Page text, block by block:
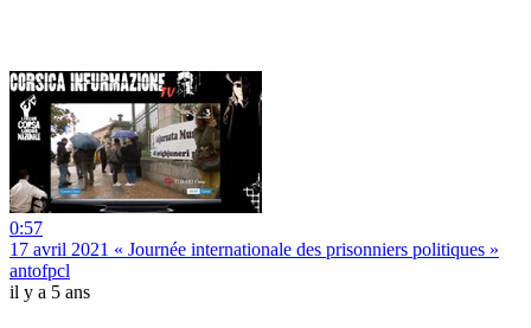
0:57
17 avril 2021 « Journée internationale des prisonniers politiques »
antofpcl
il y a 5 ans